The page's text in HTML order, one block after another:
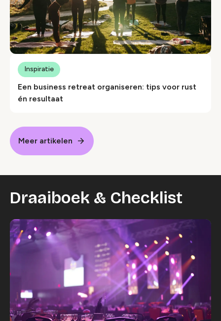
Een business retreat organiseren: tips voor rust
én resultaat
Inspiratie
Meer artikelen
Draaiboek & Checklist